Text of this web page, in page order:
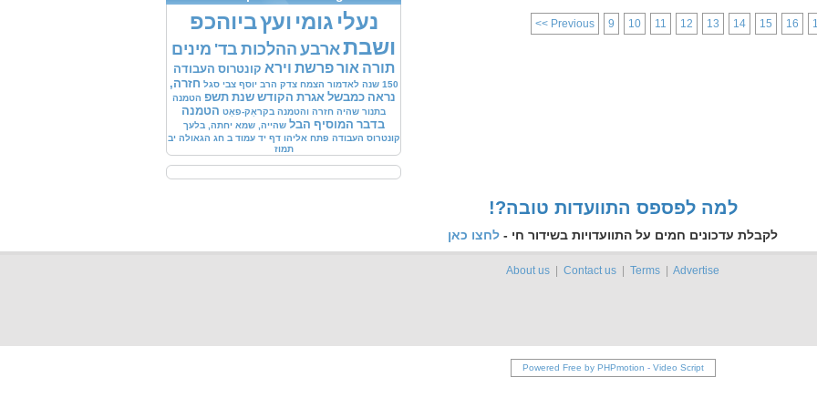
נעלי גומי ועץביוהכפ
ושבתארבע ההלכות בד' מינים
תורה אור פרשת וירא קונטרוס העבודה
150 שנה לאדמור הצמח צדק הרב יוסף צבי סגל חזרה,
נראה כמבשל אגרת הקודש שנת תשפ הטמנה
בתנור שהיה חזרה והטמנה בקראַק-פאַט הטמנה
בדבר המוסיף הבל שהייה, שמא יחתה, בלעך
קונטרוס העבודה פתח אליהו דף יד עמוד ב חג הגאולה יב
תמוז
<< Previous 9 10 11 12 13 14 15 16
!?למה לפספס התוועדות טובה
לקבלת עדכונים חמים על התוועדויות בשידור חי - לחצו כאן
About us Contact us Terms Advertise
Powered Free by PHPmotion - Video Script